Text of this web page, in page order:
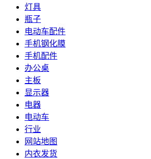
灯具
瓶子
电动车配件
手机钢化膜
手机配件
办公桌
主板
显示器
电器
电动车
行业
网站地图
内衣发货